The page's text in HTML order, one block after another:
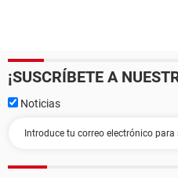
¡SUSCRÍBETE A
Noticias